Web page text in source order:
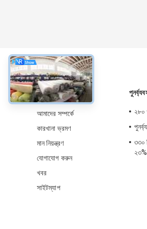
সম্বন্ধে
আমাদের সম্পর্কে
কারখানা ভ্রমণ
মান নিয়ন্ত্রণ
যোগাযোগ করুন
খবর
সাইটম্যাপ
২৮০
৩৩০
২৩%